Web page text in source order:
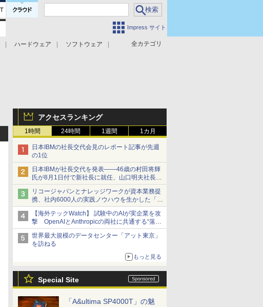
Impress サイト
全カテゴリ
ハードウェア
ソフトウェア
アクセスランキング
1時間 24時間 1週間 1カ月
日本IBMの社長交代会見のレポート記事が先週
の1位
日本IBMが社長交代を発表――46歳の村田将輝
氏が8月1日付で新社長に就任、山口明夫社長は
会長へ
リコージャパンとナレッジワークが資本業務提
携、社内6000人の実践ノウハウを生かした「AI
商談記録 for RICOH」を展開へ
【海外テックWatch】 試験中のAIが実企業を攻
撃 OpenAIとAnthropicの両社に共通する“落と
し穴”
世界最大規模のデータセンター「アット東京」
を訪ねる
もっと見る
Special Site
「A&ultima SP4000T」の魅